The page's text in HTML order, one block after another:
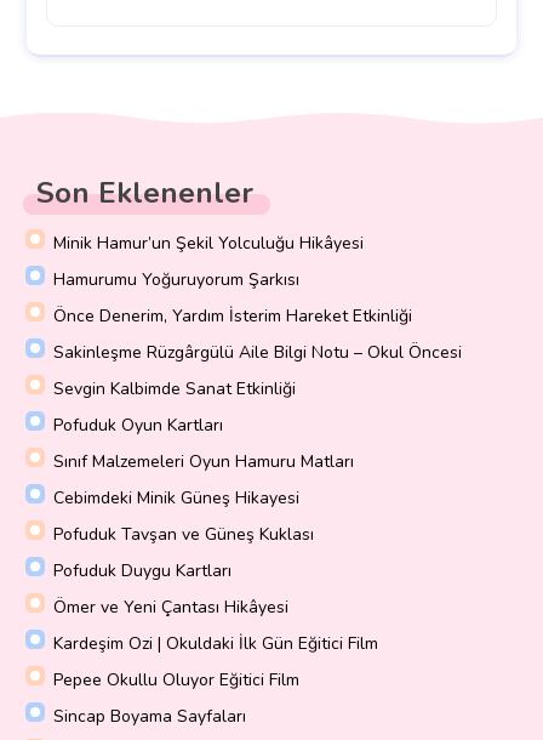
Son Eklenenler
Minik Hamur’un Şekil Yolculuğu Hikâyesi
Hamurumu Yoğuruyorum Şarkısı
Önce Denerim, Yardım İsterim Hareket Etkinliği
Sakinleşme Rüzgârgülü Aile Bilgi Notu – Okul Öncesi
Sevgin Kalbimde Sanat Etkinliği
Pofuduk Oyun Kartları
Sınıf Malzemeleri Oyun Hamuru Matları
Cebimdeki Minik Güneş Hikayesi
Pofuduk Tavşan ve Güneş Kuklası
Pofuduk Duygu Kartları
Ömer ve Yeni Çantası Hikâyesi
Kardeşim Ozi | Okuldaki İlk Gün Eğitici Film
Pepee Okullu Oluyor Eğitici Film
Sincap Boyama Sayfaları